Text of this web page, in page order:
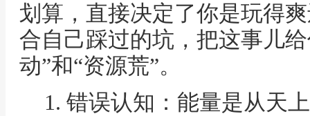
划算，直接决定了你是玩得
合自己踩过的坑，把这事儿
动”和“资源荒”。
1. 错误认知：能量是从天